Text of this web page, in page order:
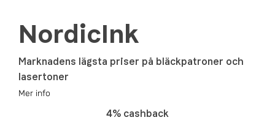
NordicInk
Marknadens lägsta priser på bläckpatroner och
lasertoner
Mer info
4% cashback